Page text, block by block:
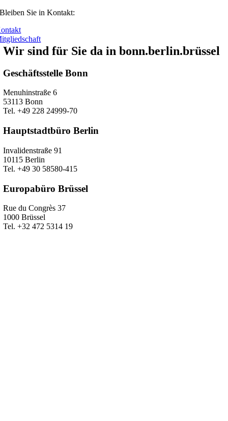
Bleiben Sie in Kontakt:
Wir sind für Sie da in bonn.berlin.brüssel
Geschäftsstelle Bonn
Menuhinstraße 6
53113 Bonn
Tel. +49 228 24999-70
Hauptstadtbüro Berlin
Invalidenstraße 91
10115 Berlin
Tel. +49 30 58580-415
Europabüro Brüssel
Rue du Congrès 37
1000 Brüssel
Tel. +32 472 5314 19